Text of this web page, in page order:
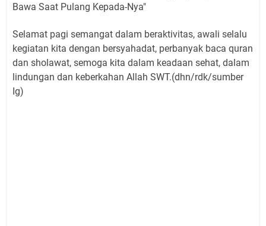
Bawa Saat Pulang Kepada-Nya"
Selamat pagi semangat dalam beraktivitas, awali selalu
kegiatan kita dengan bersyahadat, perbanyak baca quran
dan sholawat, semoga kita dalam keadaan sehat, dalam
lindungan dan keberkahan Allah SWT.(dhn/rdk/sumber
Ig)